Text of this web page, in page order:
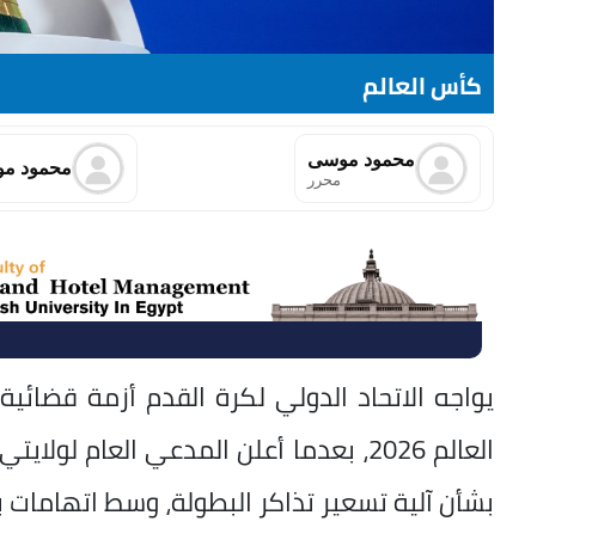
كأس العالم
محمود موسى
محرر محمود
يواجه الاتحاد الدولي لكرة القدم أزمة
العالم 2026، بعدما أعلن المدعي
بشأن آلية تسعير تذاكر البطولة، وسط اتهامات